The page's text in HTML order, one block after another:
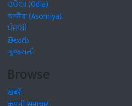
ଓଡିଆ (Odia)
অসমীয়া (Asomiya)
ਪੰਜਾਬੀ
తెలుగు
ગુજરાતી
Browse
खबरें